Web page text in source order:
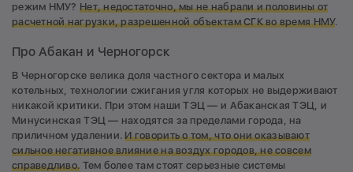
режим НМУ? Нет, недостаточно, мы не набрали и половины от
расчетной нагрузки, разрешенной объектам СГК во время НМУ.
Про Абакан и Черногорск
В Черногорске велика доля частного сектора и малых
котельных, технологии сжигания угля которых не выдерживают
никакой критики. При этом наши ТЭЦ — и Абаканская ТЭЦ, и
Минусинская ТЭЦ — находятся за пределами города, на
приличном удалении.И говорить о том, что они оказывают
сильное негативное влияние на воздух городов, не совсем
справедливо. Тем более там стоят серьезные системы